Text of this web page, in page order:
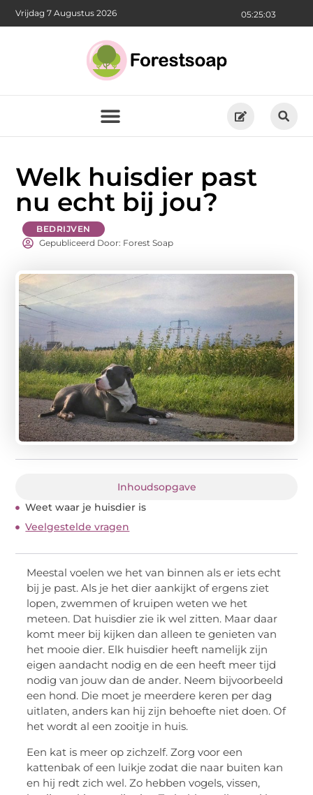
05:25:05
Vrijdag 7 Augustus 2026
Welk huisdier past
nu echt bij jou?
BEDRIJVEN
Gepubliceerd Door: Forest Soap
Inhoudsopgave
Weet waar je huisdier is
Veelgestelde vragen
Meestal voelen we het van binnen als er iets echt
bij je past. Als je het dier aankijkt of ergens ziet
lopen, zwemmen of kruipen weten we het
meteen. Dat huisdier zie ik wel zitten. Maar daar
komt meer bij kijken dan alleen te genieten van
het mooie dier. Elk huisdier heeft namelijk zijn
eigen aandacht nodig en de een heeft meer tijd
nodig van jouw dan de ander. Neem bijvoorbeeld
een hond. Die moet je meerdere keren per dag
uitlaten, anders kan hij zijn behoefte niet doen. Of
het wordt al een zooitje in huis.
Een kat is meer op zichzelf. Zorg voor een
kattenbak of een luikje zodat die naar buiten kan
en hij redt zich wel. Zo hebben vogels, vissen,